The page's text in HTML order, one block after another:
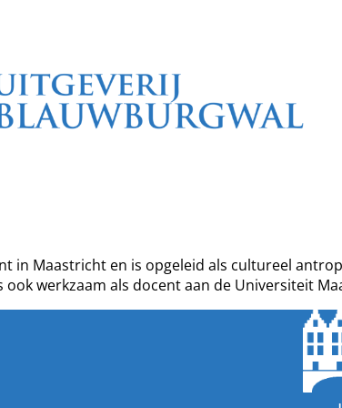
in Maastricht en is opgeleid als cultureel
werkzaam als docent aan de Universiteit